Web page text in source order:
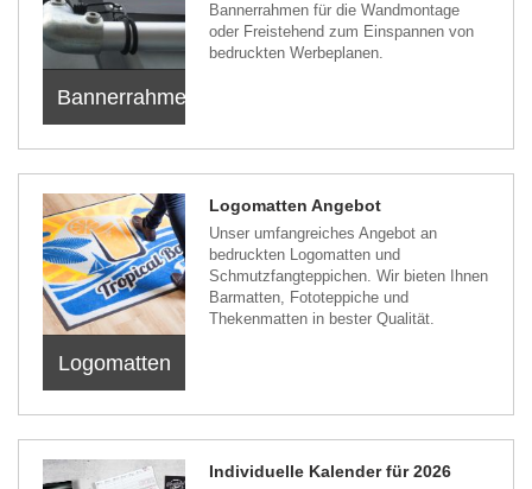
Bannerrahmen
Bannerrahmen für die Wandmontage
oder Freistehend zum Einspannen von
bedruckten Werbeplanen.
Logomatten
Logomatten Angebot
Unser umfangreiches Angebot an
bedruckten Logomatten und
Schmutzfangteppichen. Wir bieten Ihnen
Barmatten, Fototeppiche und
Thekenmatten in bester Qualität.
Individuelle Kalender für 2026